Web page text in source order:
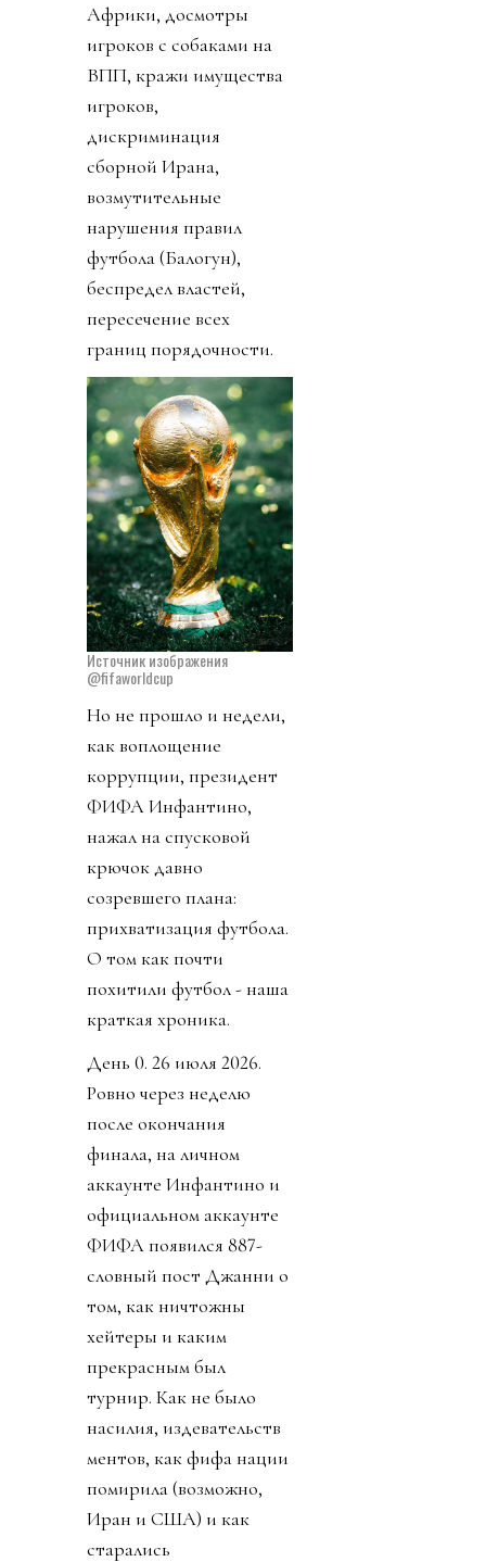
Африки, досмотры
игроков с собаками на
ВПП, кражи имущества
игроков,
дискриминация
сборной Ирана,
возмутительные
нарушения правил
футбола (Балогун),
беспредел властей,
пересечение всех
границ порядочности.
Источник изображения
@fifaworldcup
Но не прошло и недели,
как воплощение
коррупции, президент
ФИФА Инфантино,
нажал на спусковой
крючок давно
созревшего плана:
прихватизация футбола.
О том как почти
похитили футбол - наша
краткая хроника.
День 0. 26 июля 2026.
Ровно через неделю
после окончания
финала, на личном
аккаунте Инфантино и
официальном аккаунте
ФИФА появился 887-
словный пост Джанни о
том, как ничтожны
хейтеры и каким
прекрасным был
турнир. Как не было
насилия, издевательств
ментов, как фифа нации
помирила (возможно,
Иран и США) и как
старались